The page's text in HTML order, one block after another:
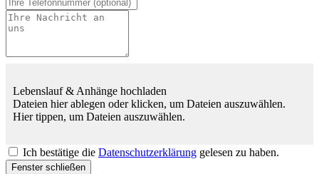
Lebenslauf & Anhänge hochladen
Dateien hier ablegen oder klicken, um Dateien auszuwählen.
Hier tippen, um Dateien auszuwählen.
Ich bestätige die Datenschutzerklärung gelesen zu haben.
Fenster schließen